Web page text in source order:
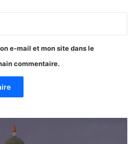
e-mail et mon site dans le
commentaire.